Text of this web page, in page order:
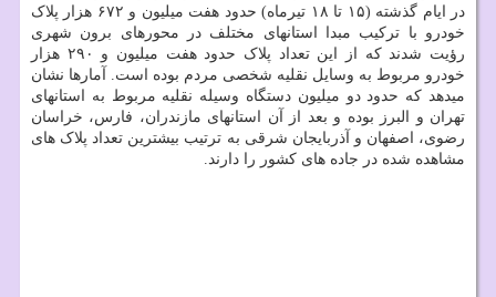
در ایام گذشته (۱۵ تا ۱۸ تیرماه) حدود هفت میلیون و ۶۷۲ هزار پلاک
خودرو با ترکیب مبدا استانهای مختلف در محورهای برون شهری
رؤیت شدند که از این تعداد پلاک حدود هفت میلیون و ۲۹۰ هزار
خودرو مربوط به وسایل نقلیه شخصی مردم بوده است. آمارها نشان
میدهد که حدود دو میلیون دستگاه وسیله نقلیه مربوط به استانهای
تهران و البرز بوده و بعد از آن استانهای مازندران، فارس، خراسان
رضوی، اصفهان و آذربایجان شرقی به ترتیب بیشترین تعداد پلاک های
مشاهده شده در جاده های کشور را دارند.